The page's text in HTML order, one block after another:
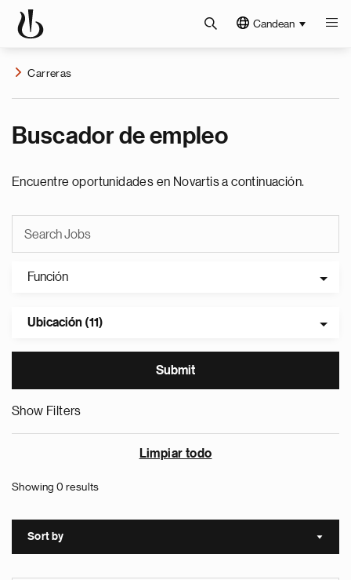
Candean
Carreras
Buscador de empleo
Encuentre oportunidades en Novartis a continuación.
Función
Ubicación (11)
Show Filters
Limpiar todo
Showing 0 results
Sort by Sort